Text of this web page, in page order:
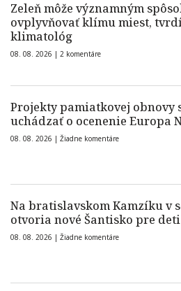
Zeleň môže významným
ovplyvňovať klímu miest,
klimatológ
08. 08. 2026 | 2 komentáre
Projekty pamiatkovej obnovy
uchádzať o ocenenie Europa
08. 08. 2026 | Žiadne komentáre
Na bratislavskom Kamzíku v
otvoria nové Šantisko pre deti
08. 08. 2026 | Žiadne komentáre